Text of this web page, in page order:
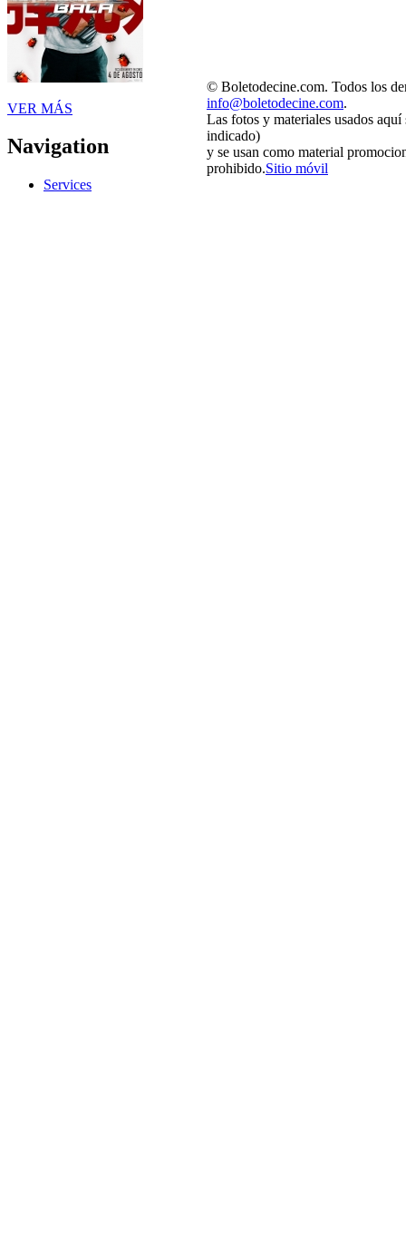
VER MÁS
Navigation
Services
© Boletodecine.com. Todos los
info@boletodecine.com.
Las fotos y materiales usados
indicado)
y se usan como material
prohibido.Sitio móvil